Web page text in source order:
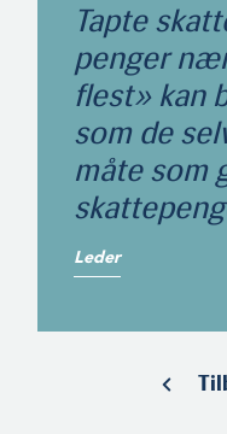
Tapte
penger
flest» kan
som de
måte som
Leder